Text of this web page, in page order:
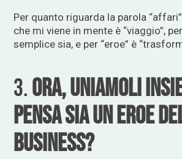
Per quanto riguarda la parola
che mi viene in mente è “viaggio”,
semplice sia, e per “eroe” è
3.Ora, uniamoli
pensa sia un eroe
business?